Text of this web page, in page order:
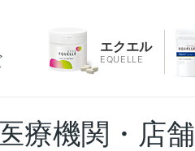
エクエル
EQUELLE
療機関・店舗